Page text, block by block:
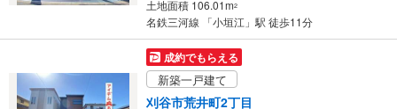
土地面積 106.01m2
名鉄三河線 「小垣江」駅 徒歩11分
成約でもらえる
新築一戸建て
刈谷市荒井町2丁目